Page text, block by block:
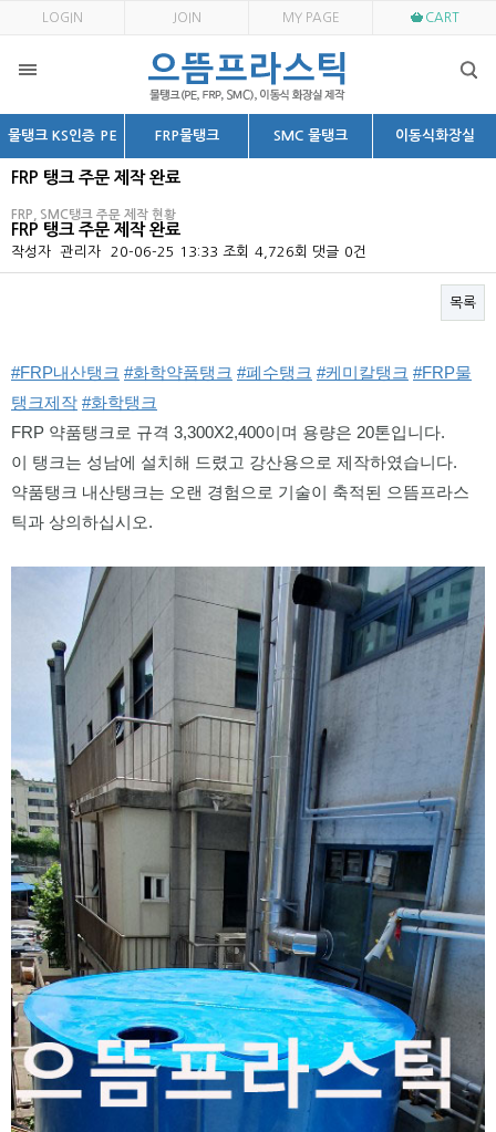
LOGIN JOIN MY PAGE CART
물탱크 KS인증 PE FRP물탱크 SMC 물탱크 이동식화장실
FRP 탱크 주문 제작 완료
FRP, SMC탱크 주문 제작 현황
FRP 탱크 주문 제작 완료
작성자 관리자 20-06-25 13:33 조회 4,726회 댓글 0건
목록
#FRP내산탱크 #화학약품탱크 #폐수탱크 #케미칼탱크 #FRP물
탱크제작 #화학탱크
FRP 약품탱크로 규격 3,300X2,400이며 용량은 20톤입니다.
이 탱크는 성남에 설치해 드렸고 강산용으로 제작하였습니다.
약품탱크 내산탱크는 오랜 경험으로 기술이 축적된 으뜸프라스
틱과 상의하십시오.